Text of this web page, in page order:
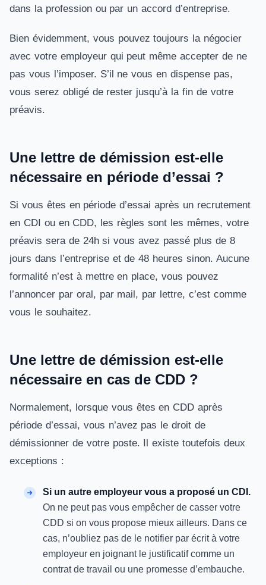
dans la profession ou par un accord d’entreprise.
Bien évidemment, vous pouvez toujours la négocier
avec votre employeur qui peut même accepter de ne
pas vous l’imposer. S’il ne vous en dispense pas,
vous serez obligé de rester jusqu’à la fin de votre
préavis.
Une lettre de démission est-elle
nécessaire en période d’essai ?
Si vous êtes en période d’essai après un recrutement
en CDI ou en CDD, les règles sont les mêmes, votre
préavis sera de 24h si vous avez passé plus de 8
jours dans l’entreprise et de 48 heures sinon. Aucune
formalité n’est à mettre en place, vous pouvez
l’annoncer par oral, par mail, par lettre, c’est comme
vous le souhaitez.
Une lettre de démission est-elle
nécessaire en cas de CDD ?
Normalement, lorsque vous êtes en CDD après
période d’essai, vous n’avez pas le droit de
démissionner de votre poste. Il existe toutefois deux
exceptions :
Si un autre employeur vous a proposé un CDI.
On ne peut pas vous empêcher de casser votre
CDD si on vous propose mieux ailleurs. Dans ce
cas, n’oubliez pas de le notifier par écrit à votre
employeur en joignant le justificatif comme un
contrat de travail ou une promesse d’embauche.